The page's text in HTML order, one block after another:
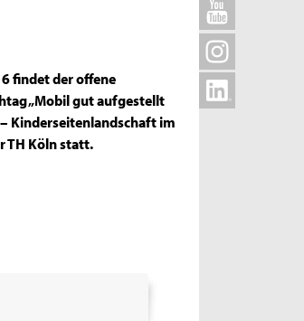
findet der offene
„Mobil gut aufgestellt
Kinderseitenlandschaft im
TH Köln statt.